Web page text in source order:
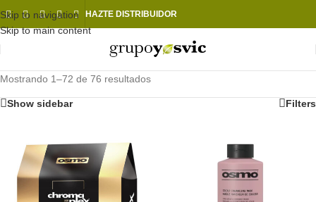
Skip to navigation
Skip to main content
HAZTE DISTRIBUIDOR
Mostrando 1–72 de 76 resultados
Show sidebar Filters